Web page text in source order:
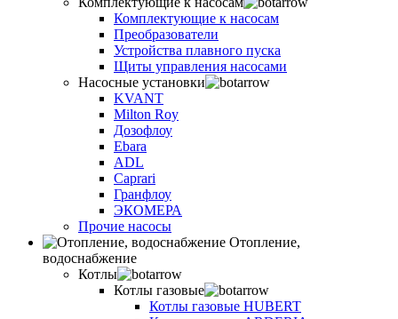
Комплектующие к насосам
Преобразователи
Устройства плавного пуска
Щиты управления насосами
Насосные установки
KVANT
Milton Roy
Дозофлоу
Ebara
ADL
Caprari
Гранфлоу
ЭКОМЕРА
Прочие насосы
Отопление,
водоснабжение
Котлы
Котлы газовые
Котлы газовые HUBERT